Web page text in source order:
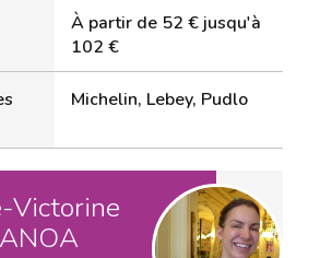
À partir de 52 € jusqu'à
102 €
Michelin, Lebey, Pudlo
Victorine